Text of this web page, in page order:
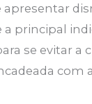
a principal
se evitar a
com